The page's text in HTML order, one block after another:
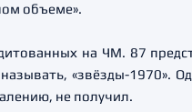
объеме».
на ЧМ. 87
«звёзды-1970».
не получил.